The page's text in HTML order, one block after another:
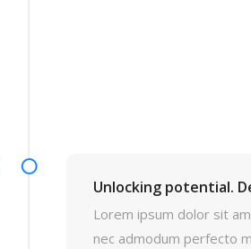
Unlocking potential.
Lorem ipsum dolor sit
nec admodum perfecto